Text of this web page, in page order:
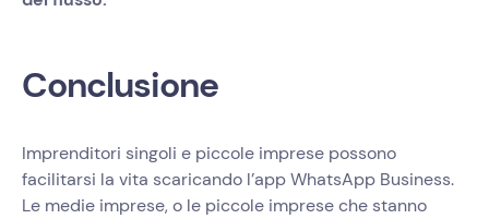
Conclusione
Imprenditori singoli e piccole imprese possono
facilitarsi la vita scaricando l’app WhatsApp Business.
Le medie imprese, o le piccole imprese che stanno